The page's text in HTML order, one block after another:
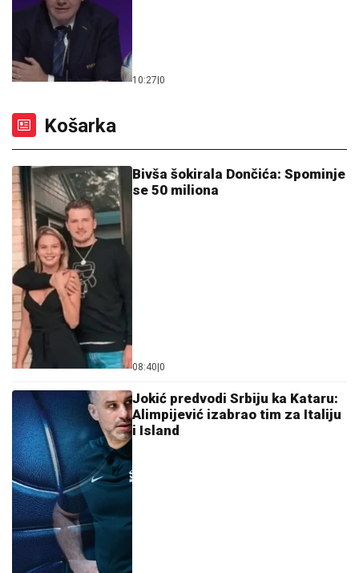
10:27|0
Košarka
Bivša šokirala Dončića: Spominje
se 50 miliona
08:40|0
Jokić predvodi Srbiju ka Kataru:
Alimpijević izabrao tim za Italiju
i Island